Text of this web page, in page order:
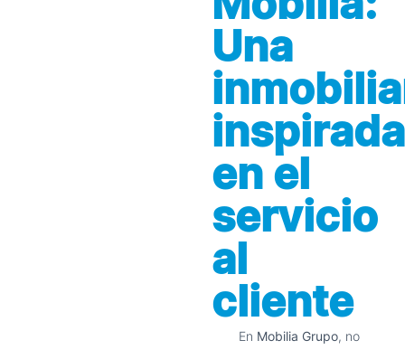
Una
inspirada
en el
servicio
al
cliente
En Mobilia Grupo, no